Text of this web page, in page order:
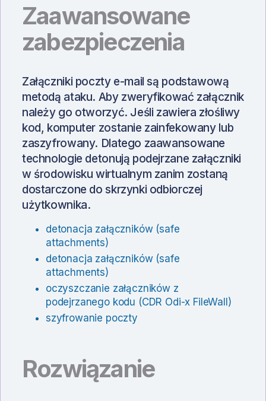
Zaawansowane
zabezpieczenia
Załączniki poczty e-mail są podstawową
metodą ataku. Aby zweryfikować załącznik
należy go otworzyć. Jeśli zawiera złośliwy
kod, komputer zostanie zainfekowany lub
zaszyfrowany. Dlatego zaawansowane
technologie detonują podejrzane załączniki
w środowisku wirtualnym zanim zostaną
dostarczone do skrzynki odbiorczej
użytkownika.
detonacja załączników (safe
attachments)
detonacja załączników (safe
attachments)
oczyszczanie załączników z
podejrzanego kodu (CDR Odi-x FileWall)
szyfrowanie poczty
Rozwiązanie